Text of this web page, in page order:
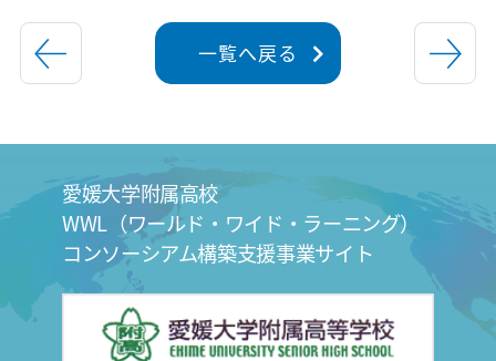
一覧へ戻る
愛媛大学附属高校
WWL（ワールド・ワイド・ラーニング）
コンソーシアム構築支援事業サイト